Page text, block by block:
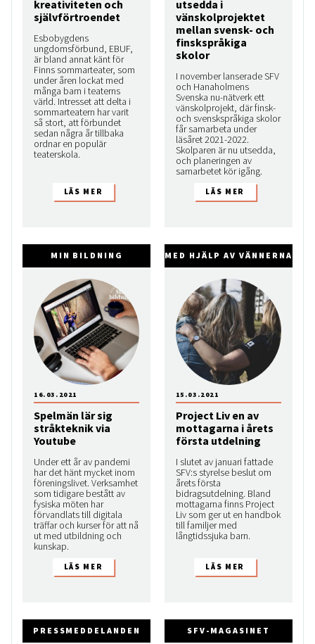
kreativiteten och
självförtroendet
Esbobygdens
ungdomsförbund, EBUF,
är bland annat känt för
Finns sommarteater, som
under åren lockat med
många barn i teaterns
värld. Intresset att delta i
sommarteatern har varit
så stort, att förbundet
sedan några år tillbaka
ordnar en populär
teaterskola.
utsedda i
vänskolprojektet
mellan svensk- och
finskspråkiga
skolor
I november lanserade SFV
och Hanaholmens
Svenska nu-nätverk ett
vänskolprojekt, där finsk-
och svenskspråkiga skolor
får samarbeta under
läsåret 2021-2022.
Skolparen är nu utsedda,
och planeringen av
samarbetet kör igång.
MIN BILDNING
Spelmän lär sig
stråkteknik via
Youtube
Under ett år av pandemi
har det hänt mycket inom
föreningslivet. Verksamhet
som tidigare bestått av
fysiska möten har
förvandlats till digitala
träffar och kurser för att nå
ut med utbildning och
kunskap.
16.03.2021
MED HJÄLP AV VÄNNERNA
Project Liv en av
mottagarna i årets
första utdelning
I slutet av januari fattade
SFV:s styrelse beslut om
årets första
bidragsutdelning. Bland
mottagarna finns Project
Liv som ger ut en handbok
till familjer med
långtidssjuka barn.
15.03.2021
PRESSMEDDELANDEN SFV-MAGASINET